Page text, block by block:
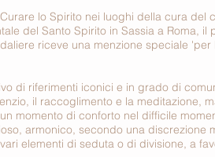
lo Spirito nei luoghi della cura del
del Santo Spirito in Sassia a Roma,
riceve una menzione speciale
di riferimenti iconici e in grado di
il raccoglimento e la meditazione,
momento di conforto nel difficile
armonico, secondo una discrezione
elementi di seduta o di divisione, a